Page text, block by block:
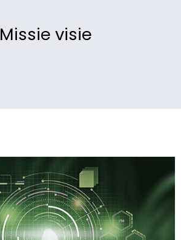
Missie visie